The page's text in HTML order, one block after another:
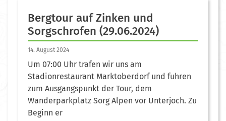
Bergtour auf Zinken und
Sorgschrofen (29.06.2024)
14. August 2024
Um 07:00 Uhr trafen wir uns am
Stadionrestaurant Marktoberdorf und fuhren
zum Ausgangspunkt der Tour, dem
Wanderparkplatz Sorg Alpen vor Unterjoch. Zu
Beginn er